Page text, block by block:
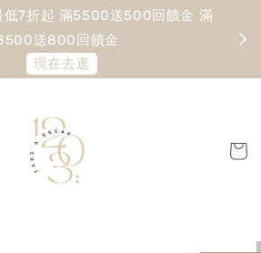
低7折起 滿5500送500回饋金 滿
送800回饋金
現在去逛